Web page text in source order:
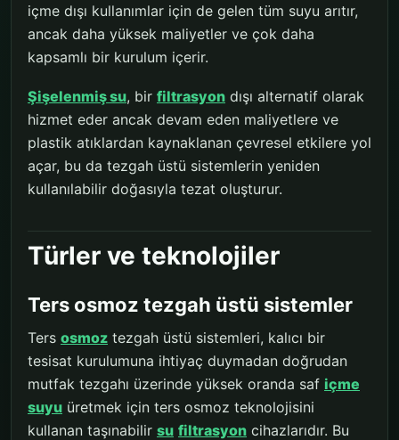
içme dışı kullanımlar için de gelen tüm suyu arıtır,
ancak daha yüksek maliyetler ve çok daha
kapsamlı bir kurulum içerir.
Şişelenmiş su, bir filtrasyon dışı alternatif olarak
hizmet eder ancak devam eden maliyetlere ve
plastik atıklardan kaynaklanan çevresel etkilere yol
açar, bu da tezgah üstü sistemlerin yeniden
kullanılabilir doğasıyla tezat oluşturur.
Türler ve teknolojiler
Ters osmoz tezgah üstü sistemler
Ters osmoz tezgah üstü sistemleri, kalıcı bir
tesisat kurulumuna ihtiyaç duymadan doğrudan
mutfak tezgahı üzerinde yüksek oranda saf içme
suyu üretmek için ters osmoz teknolojisini
kullanan taşınabilir su filtrasyon cihazlarıdır. Bu